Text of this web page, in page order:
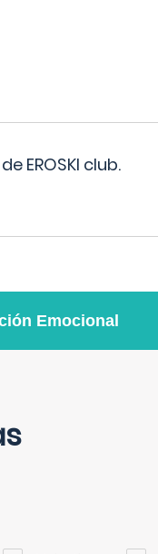
EROSKI club.
Emocional